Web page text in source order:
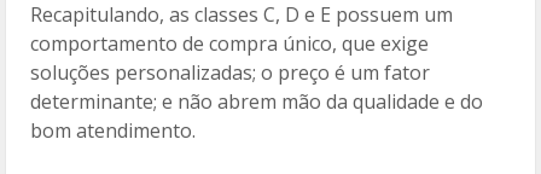
Recapitulando, as classes C, D e E possuem um
comportamento de compra único, que exige
soluções personalizadas; o preço é um fator
determinante; e não abrem mão da qualidade e do
bom atendimento.